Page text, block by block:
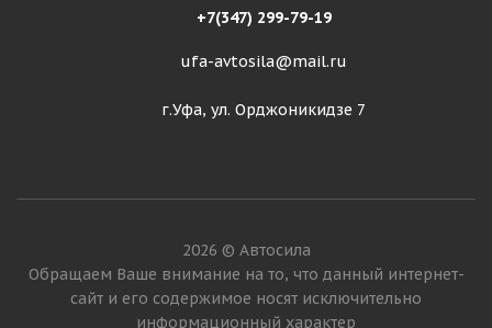
+7(347) 299-79-19
ufa-avtosila@mail.ru
г.Уфа, ул. Орджоникидзе 7
2026 © Автосила
Обращаем Ваше внимание на то, что данный интернет-
сайт и его содержимое носят исключительно
информационный характер